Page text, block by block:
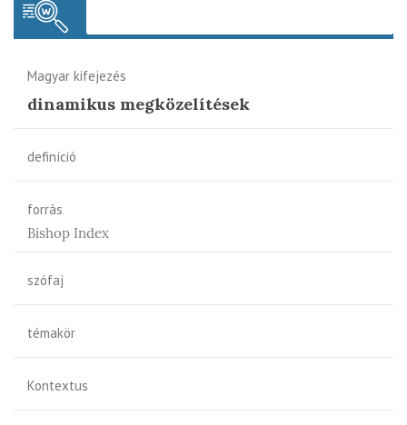
Magyar kifejezés
dinamikus megközelítések
definíció
forrás
Bishop Index
szófaj
témakör
Kontextus